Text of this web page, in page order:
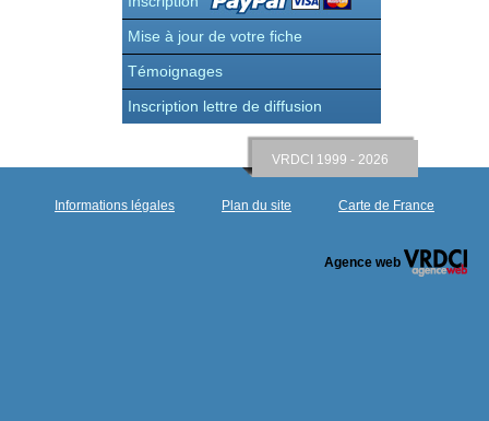
Mise à jour de votre fiche
Témoignages
Inscription lettre de diffusion
VRDCI 1999 - 2026
Informations légales Plan du site Carte de France
Agence web